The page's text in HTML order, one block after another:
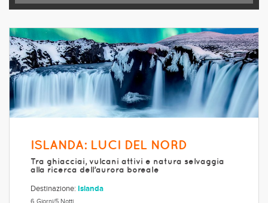
ISLANDA: LUCI DEL NORD
Tra ghiacciai, vulcani attivi e natura selvaggia
alla ricerca dell’aurora boreale
Destinazione: Islanda
6 Giorni/5 Notti